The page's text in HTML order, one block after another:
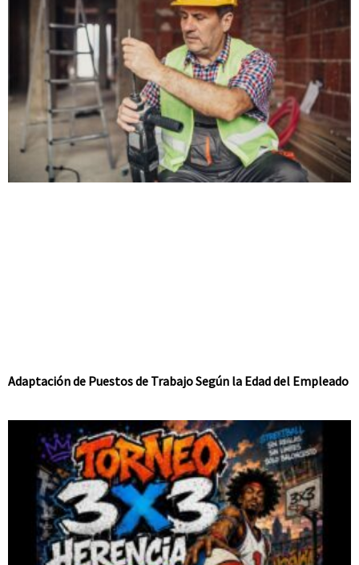
Adaptación de Puestos de Trabajo Según la Edad del Empleado